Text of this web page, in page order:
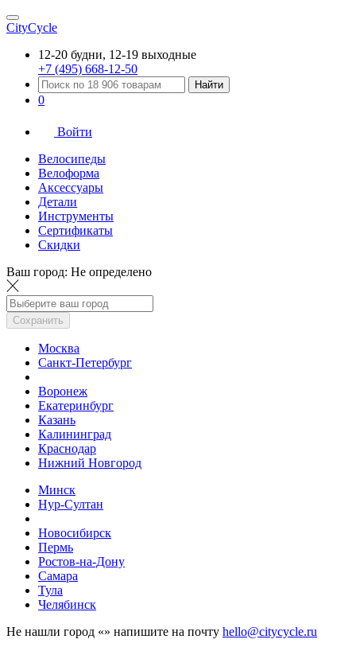
CityCycle
12-20 будни, 12-19 выходные
+7 (495) 668-12-50
Найти
0
Войти
Велосипеды
Велоформа
Аксессуары
Детали
Инструменты
Сертификаты
Скидки
Ваш город: Не определено
Сохранить
Москва
Санкт-Петербург
Воронеж
Екатеринбург
Казань
Калининград
Краснодар
Нижний Новгород
Минск
Нур-Султан
Новосибирск
Пермь
Ростов-на-Дону
Самара
Тула
Челябинск
Не нашли город «» напишите на почту hello@citycycle.ru